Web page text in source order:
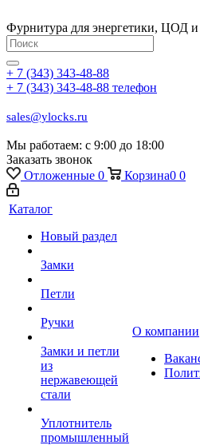
Фурнитура для энергетики, ЦОД и
+ 7 (343) 343-48-88
+ 7 (343) 343-48-88 телефон
sales@ylocks.ru
Мы работаем: с 9:00 до 18:00
Заказать звонок
Отложенные 0 Корзина0 0
Каталог
Новый раздел
Замки
Петли
Ручки
Замки и петли
из
нержавеющей
стали
Уплотнитель
промышленный
О компании